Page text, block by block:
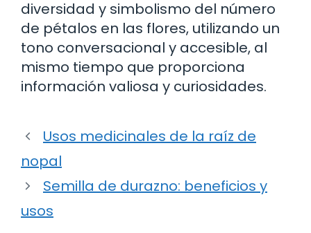
diversidad y simbolismo del número
de pétalos en las flores, utilizando un
tono conversacional y accesible, al
mismo tiempo que proporciona
información valiosa y curiosidades.
Usos medicinales de la raíz de
nopal
Semilla de durazno: beneficios y
usos